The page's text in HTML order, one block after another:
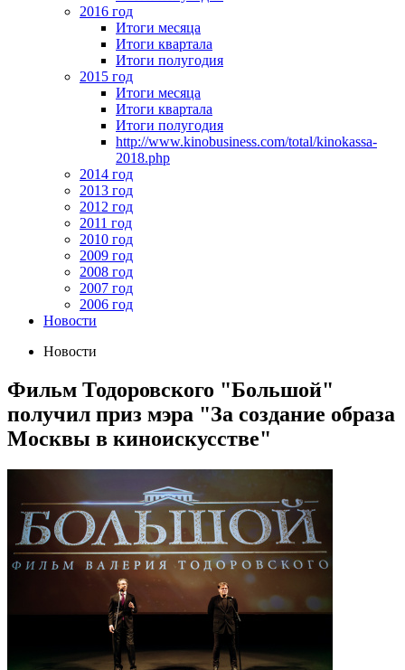
2016 год
Итоги месяца
Итоги квартала
Итоги полугодия
2015 год
Итоги месяца
Итоги квартала
Итоги полугодия
http://www.kinobusiness.com/total/kinokassa-
2018.php
2014 год
2013 год
2012 год
2011 год
2010 год
2009 год
2008 год
2007 год
2006 год
Новости
Новости
Фильм Тодоровского "Большой"
получил приз мэра "За создание образа
Москвы в киноискусстве"